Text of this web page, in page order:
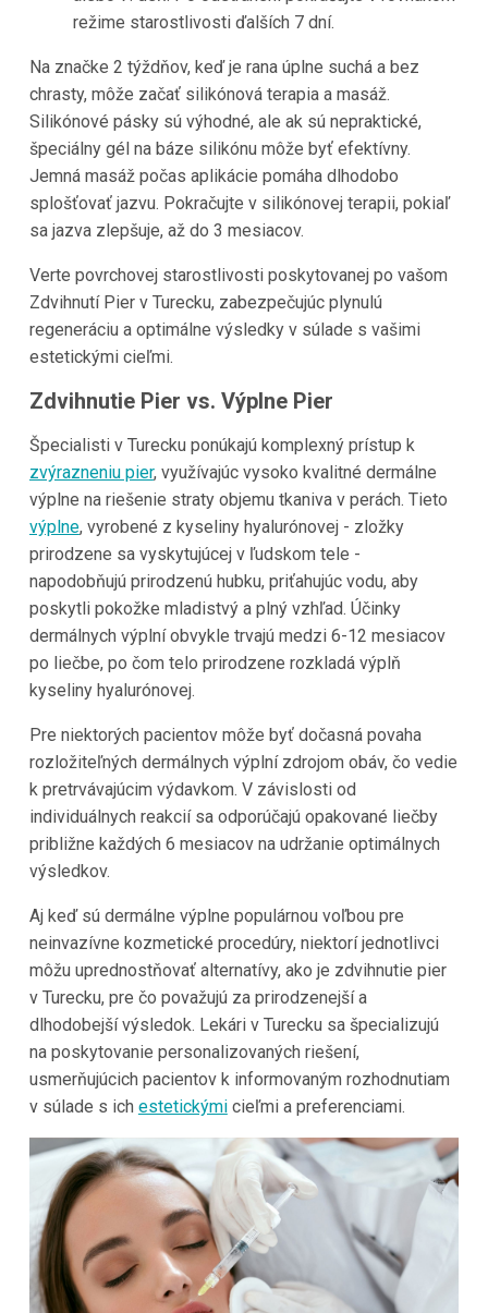
režime starostlivosti ďalších 7 dní.
Na značke 2 týždňov, keď je rana úplne suchá a bez
chrasty, môže začať silikónová terapia a masáž.
Silikónové pásky sú výhodné, ale ak sú nepraktické,
špeciálny gél na báze silikónu môže byť efektívny.
Jemná masáž počas aplikácie pomáha dlhodobo
splošťovať jazvu. Pokračujte v silikónovej terapii, pokiaľ
sa jazva zlepšuje, až do 3 mesiacov.
Verte povrchovej starostlivosti poskytovanej po vašom
Zdvihnutí Pier v Turecku, zabezpečujúc plynulú
regeneráciu a optimálne výsledky v súlade s vašimi
estetickými cieľmi.
Zdvihnutie Pier vs. Výplne Pier
Špecialisti v Turecku ponúkajú komplexný prístup k
zvýrazneniu pier, využívajúc vysoko kvalitné dermálne
výplne na riešenie straty objemu tkaniva v perách. Tieto
výplne, vyrobené z kyseliny hyalurónovej - zložky
prirodzene sa vyskytujúcej v ľudskom tele -
napodobňujú prirodzenú hubku, priťahujúc vodu, aby
poskytli pokožke mladistvý a plný vzhľad. Účinky
dermálnych výplní obvykle trvajú medzi 6-12 mesiacov
po liečbe, po čom telo prirodzene rozkladá výplň
kyseliny hyalurónovej.
Pre niektorých pacientov môže byť dočasná povaha
rozložiteľných dermálnych výplní zdrojom obáv, čo vedie
k pretrvávajúcim výdavkom. V závislosti od
individuálnych reakcií sa odporúčajú opakované liečby
približne každých 6 mesiacov na udržanie optimálnych
výsledkov.
Aj keď sú dermálne výplne populárnou voľbou pre
neinvazívne kozmetické procedúry, niektorí jednotlivci
môžu uprednostňovať alternatívy, ako je zdvihnutie pier
v Turecku, pre čo považujú za prirodzenejší a
dlhodobejší výsledok. Lekári v Turecku sa špecializujú
na poskytovanie personalizovaných riešení,
usmerňujúcich pacientov k informovaným rozhodnutiam
v súlade s ich estetickýmicieľmi a preferenciami.